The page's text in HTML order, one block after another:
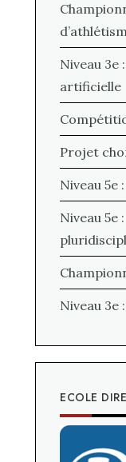
Niveau 3e
artificielle
Projet
Niveau 5e
Niveau 5e
Niveau 3e
ECOLE